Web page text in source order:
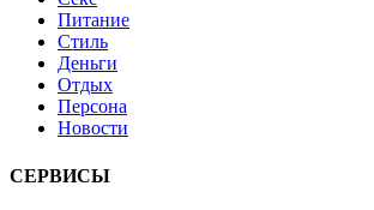
Питание
Стиль
Деньги
Отдых
Персона
Новости
СЕРВИСЫ